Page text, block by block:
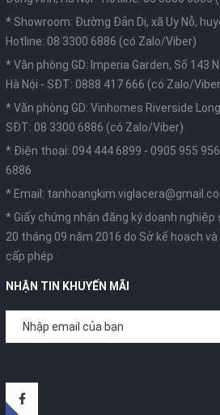
* Showroom: Đường Đản Dị, xã Uy Nỗ,
Hotline: 08 3300 6886 (có Zalo/Viber)
* Văn phòng GD: Imperia Garden, Số 143
Hà Nội - SĐT: 0888 417 666 (có Zalo/
* Văn phòng GD: Vinhomes Riverside
SĐT: 08 3300 6886 (có Zalo/Viber)
* Điện thoại: 094 444 6899 - 0905 955 956
6886
* Email:
* Giấy chứng nhận đăng ký doanh
20 tháng 09 năm 2016 do Sở kế hoạch
cấp phép
NHẬN TIN KHUYẾN MÃI